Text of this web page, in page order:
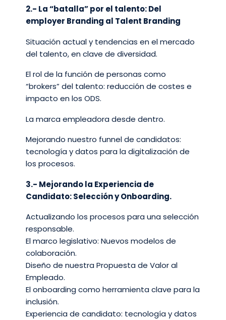
2.- La “batalla” por el talento: Del
employer Branding al Talent Branding​
Situación actual y tendencias en el mercado
del talento, en clave de diversidad.​
El rol de la función de personas como
“brokers” del talento: reducción de costes e
impacto en los ODS.​
La marca empleadora desde dentro.​
Mejorando nuestro funnel de candidatos:
tecnología y datos para la digitalización de
los procesos.
3.- Mejorando la Experiencia de
Candidato: Selección y Onboarding.​
Actualizando los procesos para una selección
responsable.​
El marco legislativo: Nuevos modelos de
colaboración.​
Diseño de nuestra Propuesta de Valor al
Empleado.​
El onboarding como herramienta clave para la
inclusión.​
Experiencia de candidato: tecnología y datos